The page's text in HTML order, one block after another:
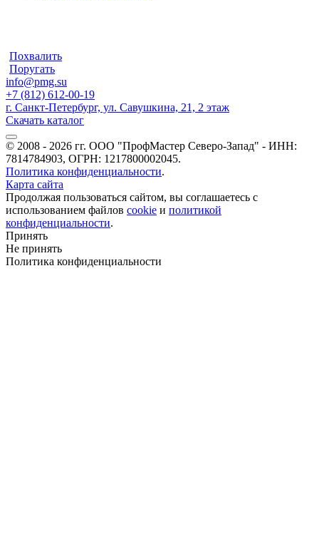
Похвалить
Поругать
info@pmg.su
+7 (812) 612-00-19
г. Санкт-Петербург, ул. Савушкина, 21, 2 этаж
Скачать каталог
© 2008 - 2026 гг. ООО "ПрофМастер Северо-Запад" - ИНН:
7814784903, ОГРН: 1217800002045.
Политика конфиденциальности.
Карта сайта
Продолжая пользоваться сайтом, вы соглашаетесь с
использованием файлов cookie и политикой
конфиденциальности.
Принять
Не принять
Политика конфиденциальности